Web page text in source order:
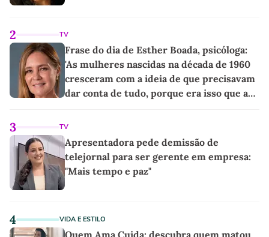
2 TV
Frase do dia de Esther Boada, psicóloga:
'As mulheres nascidas na década de 1960
cresceram com a ideia de que precisavam
dar conta de tudo, porque era isso que a
3 TV
Apresentadora pede demissão de
telejornal para ser gerente em empresa:
"Mais tempo e paz"
4 VIDA E ESTILO